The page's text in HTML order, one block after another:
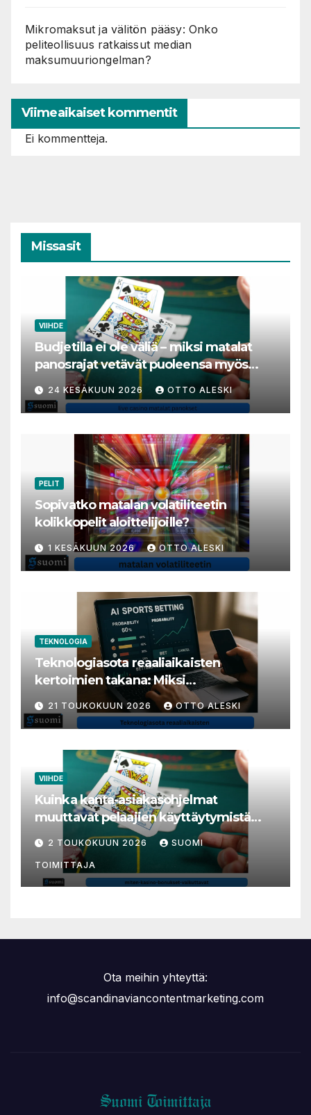
Mikromaksut ja välitön pääsy: Onko
peliteollisuus ratkaissut median
maksumuuriongelman?
Viimeaikaiset kommentit
Ei kommentteja.
Missasit
VIIHDE
Budjetilla ei ole väliä – miksi matalat
panosrajat vetävät puoleensa myös
varakkaita harrastajia
24 KESÄKUUN 2026 OTTO ALESKI
PELIT
Sopivatko matalan volatiliteetin
kolikkopelit aloittelijoille?
1 KESÄKUUN 2026 OTTO ALESKI
TEKNOLOGIA
Teknologiasota reaaliaikaisten
kertoimien takana: Miksi
millisekunneista tuli livenäpyttelyn
tärkein valuutta
21 TOUKOKUUN 2026 OTTO ALESKI
VIIHDE
Kuinka kanta-asiakasohjelmat
muuttavat pelaajien käyttäytymistä
nettikasinoilla
2 TOUKOKUUN 2026 SUOMI
TOIMITTAJA
Ota meihin yhteyttä:
info@scandinaviancontentmarketing.com